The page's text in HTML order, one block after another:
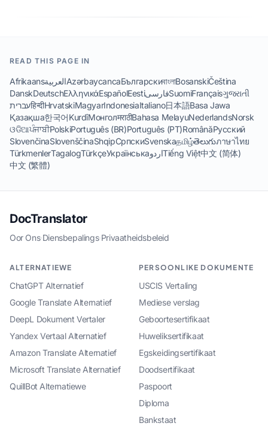
READ THIS PAGE IN
AfrikaansالعربيةAzərbaycancaБългарскиবাংলাBosanskiČeština
DanskDeutschΕλληνικάEspañolEestiفارسیSuomiFrançaisગુજરાતી
עבריתहिन्दीHrvatskiMagyarIndonesiaItaliano日本語Basa Jawa
Қазақша한국어KurdîМонголमराठीBahasa MelayuNederlandsNorsk
ଓଡିଆਪੰਜਾਬੀPolskiPortuguês (BR)Português (PT)RomânăРусский
SlovenčinaSlovenščinaShqipСрпскиSvenskaதமிழ்తెలుగుภาษาไทย
TürkmenlerTagalogTürkçeУкраїнськаاردوTiếng Việt中文 (简体)
中文 (繁體)
DocTranslator
Oor Ons·Diensbepalings·Privaatheidsbeleid
ALTERNATIEWE
ChatGPT Alternatief
Google Translate Alternatief
DeepL Dokument Vertaler
Yandex Vertaal Alternatief
Amazon Translate Alternatief
Microsoft Translate Alternatief
QuillBot Alternatiewe
PERSOONLIKE DOKUMENTE
USCIS Vertaling
Mediese verslag
Geboortesertifikaat
Huweliksertifikaat
Egskeidingsertifikaat
Doodsertifikaat
Paspoort
Diploma
Bankstaat